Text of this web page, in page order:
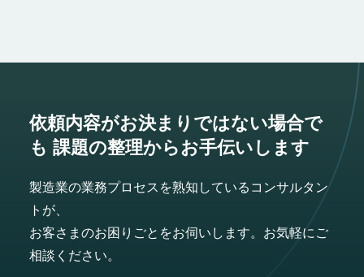
依頼内容がお決まりではない場合で
も 課題の整理からお手伝いします
製造業の業務プロセスを熟知しているコンサルタン
トが、
お客さまのお困りごとをお伺いします。お気軽にご
相談ください。